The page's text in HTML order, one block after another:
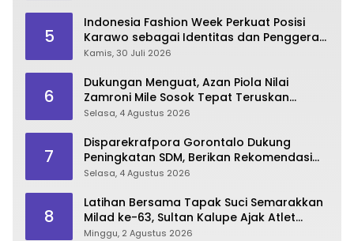
5
Indonesia Fashion Week Perkuat Posisi
Karawo sebagai Identitas dan Penggerak
Ekonomi Kreatif Gorontalo
Kamis, 30 Juli 2026
6
Dukungan Menguat, Azan Piola Nilai
Zamroni Mile Sosok Tepat Teruskan
Pembangunan Bone Bolango
Selasa, 4 Agustus 2026
7
Disparekrafpora Gorontalo Dukung
Peningkatan SDM, Berikan Rekomendasi
Studi S3 bagi Pegawai
Selasa, 4 Agustus 2026
8
Latihan Bersama Tapak Suci Semarakkan
Milad ke-63, Sultan Kalupe Ajak Atlet
Lestarikan Budaya Bela Diri
Minggu, 2 Agustus 2026